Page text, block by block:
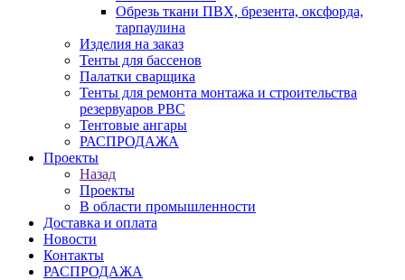
Обрезь ткани ПВХ, брезента, оксфорда,
тарпаулина
Изделия на заказ
Тенты для бассенов
Палатки сварщика
Тенты для ремонта монтажа и строительства
резервуаров РВС
Тентовые ангары
РАСПРОДАЖА
Проекты
Назад
Проекты
В области промышленности
Доставка и оплата
Новости
Контакты
РАСПРОДАЖА